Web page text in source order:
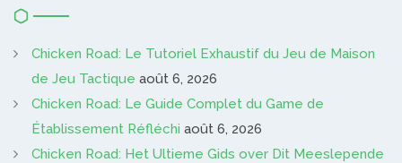
Chicken Road: Le Tutoriel Exhaustif du Jeu de Maison
de Jeu Tactique août 6, 2026
Chicken Road: Le Guide Complet du Game de
Établissement Réfléchi août 6, 2026
Chicken Road: Het Ultieme Gids over Dit Meeslepende